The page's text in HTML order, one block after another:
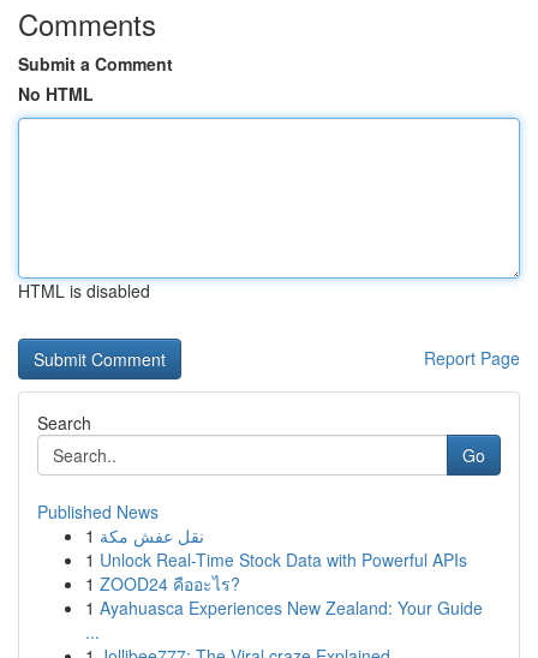
Comments
Submit a Comment
No HTML
HTML is disabled
Report Page
Search
Go
Published News
1 نقل عفش مكة
1 Unlock Real-Time Stock Data with Powerful APIs
1 ZOOD24 คืออะไร?
1 Ayahuasca Experiences New Zealand: Your Guide
...